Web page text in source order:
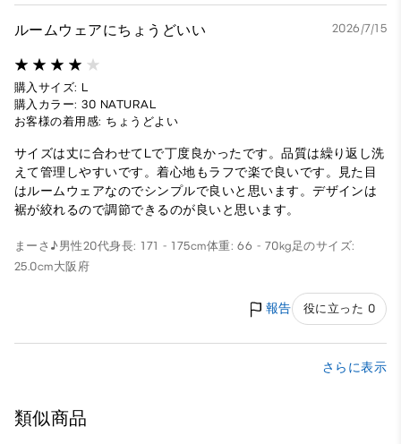
ルームウェアにちょうどいい 2026/7/15
購入サイズ: L
購入カラー: 30 NATURAL
お客様の着用感: ちょうどよい
サイズは丈に合わせてLで丁度良かったです。品質は繰り返し洗
えて管理しやすいです。着心地もラフで楽で良いです。見た目
はルームウェアなのでシンプルで良いと思います。デザインは
裾が絞れるので調節できるのが良いと思います。
まーさ♪ 男性20代身長: 171 - 175cm体重: 66 - 70kg 足のサイズ:
25.0cm大阪府
報告 役に立った 0
さらに表示
類似商品